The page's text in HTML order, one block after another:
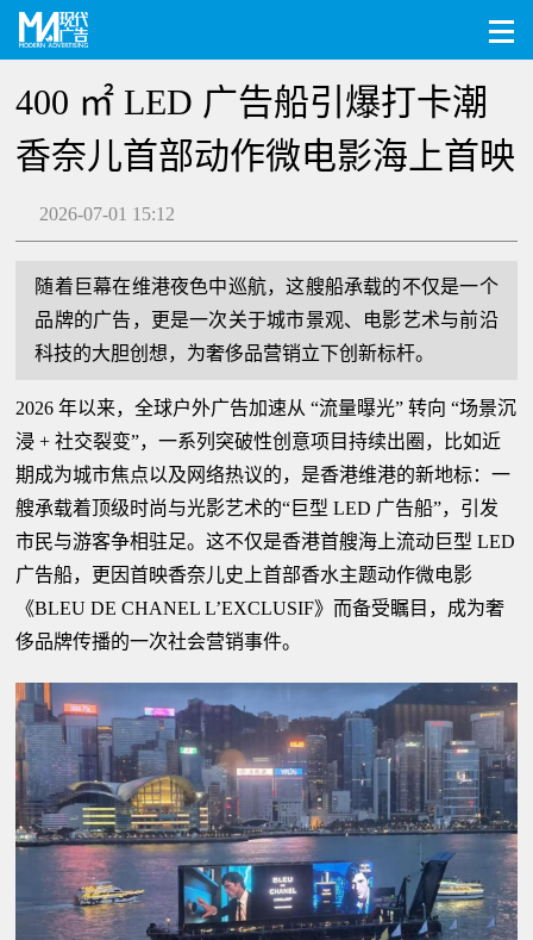
400 ㎡ LED 广告船引爆打卡潮
香奈儿首部动作微电影海上首映
2026-07-01 15:12
随着巨幕在维港夜色中巡航，这艘船承载的不仅是一个
品牌的广告，更是一次关于城市景观、电影艺术与前沿
科技的大胆创想，为奢侈品营销立下创新标杆。
2026 年以来，全球户外广告加速从 “流量曝光” 转向 “场景沉
浸 + 社交裂变”，一系列突破性创意项目持续出圈，比如近
期成为城市焦点以及网络热议的，是香港维港的新地标：一
艘承载着顶级时尚与光影艺术的“巨型 LED 广告船”，引发
市民与游客争相驻足。这不仅是香港首艘海上流动巨型 LED
广告船，更因首映香奈儿史上首部香水主题动作微电影
《BLEU DE CHANEL L’EXCLUSIF》而备受瞩目，成为奢
侈品牌传播的一次社会营销事件。